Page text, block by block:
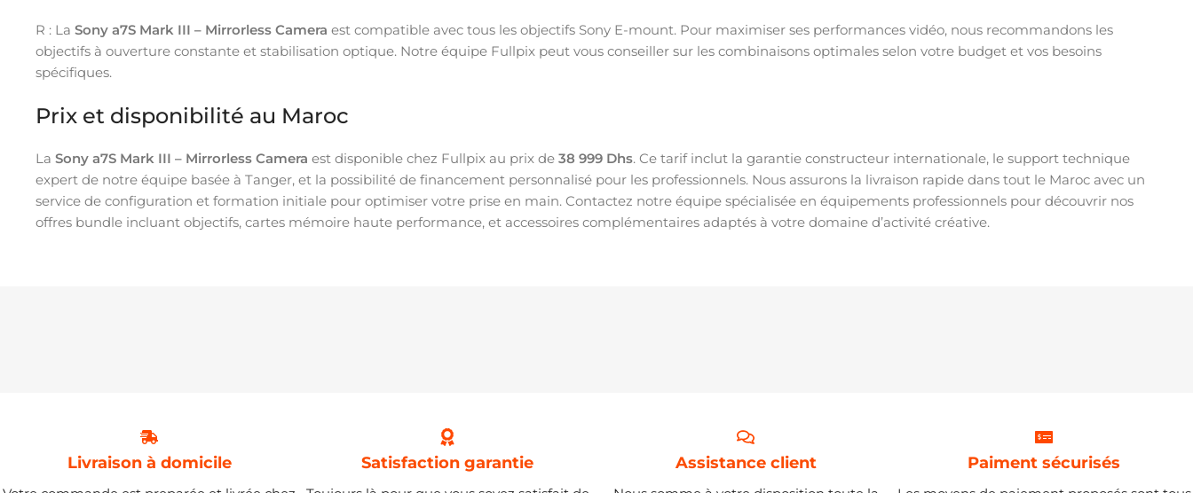
R : La Sony a7S Mark III – Mirrorless Camera est compatible avec tous les objectifs Sony E-mount. Pour maximiser ses performances vidéo, nous recommandons les
objectifs à ouverture constante et stabilisation optique. Notre équipe Fullpix peut vous conseiller sur les combinaisons optimales selon votre budget et vos besoins
spécifiques.
Prix et disponibilité au Maroc
La Sony a7S Mark III – Mirrorless Camera est disponible chez Fullpix au prix de 38 999 Dhs. Ce tarif inclut la garantie constructeur internationale, le support technique
expert de notre équipe basée à Tanger, et la possibilité de financement personnalisé pour les professionnels. Nous assurons la livraison rapide dans tout le Maroc avec un
service de configuration et formation initiale pour optimiser votre prise en main. Contactez notre équipe spécialisée en équipements professionnels pour découvrir nos
offres bundle incluant objectifs, cartes mémoire haute performance, et accessoires complémentaires adaptés à votre domaine d’activité créative.
Livraison à domicile Satisfaction garantie Assistance client Paiment sécurisés